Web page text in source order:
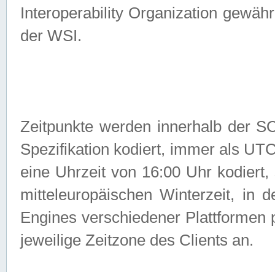
Interoperability Organization
der WSI.
Zeitpunkte werden innerhalb der
Spezifikation kodiert, immer als
eine Uhrzeit von 16:00 Uhr
mitteleuropäischen Winterzeit, in
Engines verschiedener
jeweilige Zeitzone des Clients an.